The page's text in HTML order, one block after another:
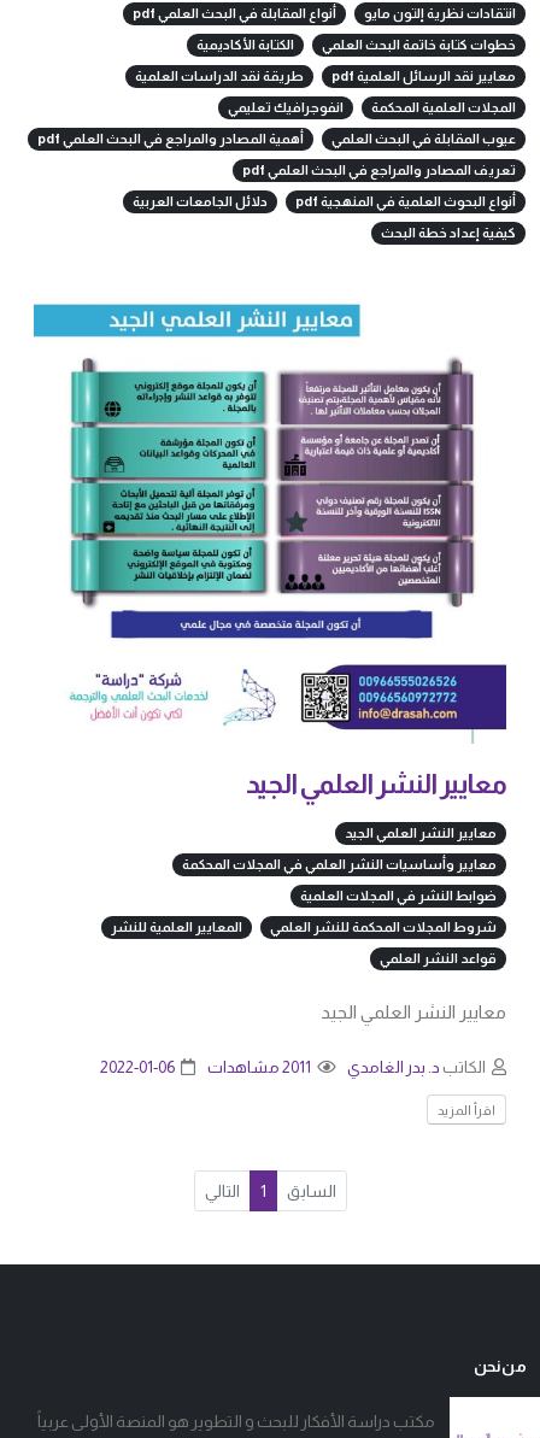
انتقادات نظرية إلتون مايو أنواع المقابلة في البحث العلمي pdf
خطوات كتابة خاتمة البحث العلمي الكتابة الأكاديمية
معايير نقد الرسائل العلمية pdf طريقة نقد الدراسات العلمية
المجلات العلمية المحكمة انفوجرافيك تعليمي
عيوب المقابلة في البحث العلمي أهمية المصادر والمراجع في البحث العلمي pdf
تعريف المصادر والمراجع في البحث العلمي pdf
أنواع البحوث العلمية في المنهجية pdf دلائل الجامعات العربية
كيفية إعداد خطة البحث
معايير النشر العلمي الجيد
معايير النشر العلمي الجيد
معايير وأساسيات النشر العلمي في المجلات المحكمة
ضوابط النشر في المجلات العلمية
شروط المجلات المحكمة للنشر العلمي المعايير العلمية للنشر
قواعد النشر العلمي
معايير النشر العلمي الجيد
الكاتب د. بدر الغامدي 2011 مشاهدات 2022-01-06
اقرأ المزيد
السابق 1 التالي
من نحن
مكتب دراسة الأفكار للبحث و التطوير هو المنصة الأولى عربياً